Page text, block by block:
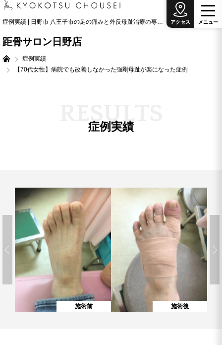
症例実績 | 日野市 八王子市の足の痛みと外反母趾治療の専門院
距骨サロン日野店
症例実績
【70代女性】病院でも改善しなかった強剛母趾が楽になった症例
メニ ュ ー
アクセス
症例実績
SUL
施術前 施術後